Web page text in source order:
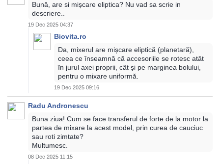
Bună, are si mișcare eliptica? Nu vad sa scrie in
descriere..
19 Dec 2025 04:37
Biovita.ro
Da, mixerul are mișcare eliptică (planetară),
ceea ce înseamnă că accesoriile se rotesc atât
în jurul axei proprii, cât și pe marginea bolului,
pentru o mixare uniformă.
19 Dec 2025 09:16
Radu Andronescu
Buna ziua! Cum se face transferul de forte de la motor la
partea de mixare la acest model, prin curea de cauciuc
sau roti zimtate?
Multumesc.
08 Dec 2025 11:15